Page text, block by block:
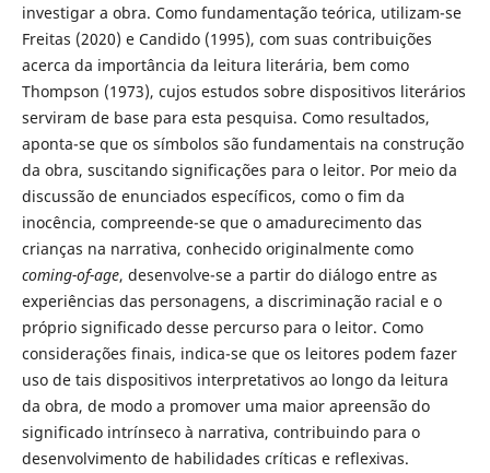
investigar a obra. Como fundamentação teórica, utilizam-se
Freitas (2020) e Candido (1995), com suas contribuições
acerca da importância da leitura literária, bem como
Thompson (1973), cujos estudos sobre dispositivos literários
serviram de base para esta pesquisa. Como resultados,
aponta-se que os símbolos são fundamentais na construção
da obra, suscitando significações para o leitor. Por meio da
discussão de enunciados específicos, como o fim da
inocência, compreende-se que o amadurecimento das
crianças na narrativa, conhecido originalmente como
coming-of-age, desenvolve-se a partir do diálogo entre as
experiências das personagens, a discriminação racial e o
próprio significado desse percurso para o leitor. Como
considerações finais, indica-se que os leitores podem fazer
uso de tais dispositivos interpretativos ao longo da leitura
da obra, de modo a promover uma maior apreensão do
significado intrínseco à narrativa, contribuindo para o
desenvolvimento de habilidades críticas e reflexivas.